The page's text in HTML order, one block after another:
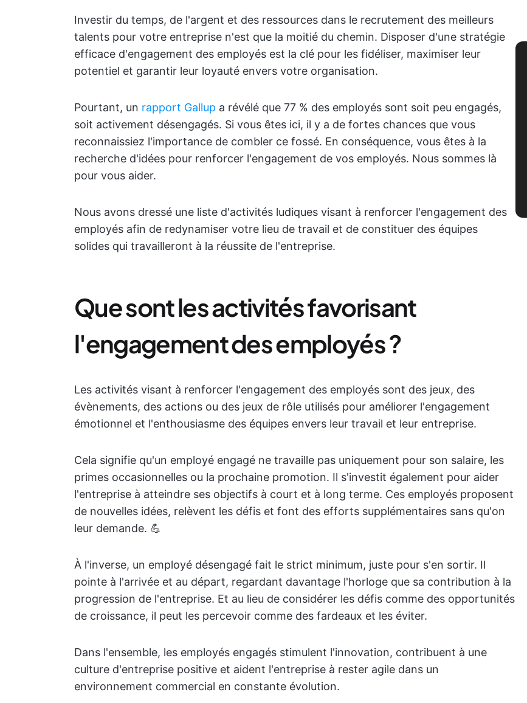
Investir du temps, de l'argent et des ressources dans le recrutement des meilleurs
talents pour votre entreprise n'est que la moitié du chemin. Disposer d'une stratégie
efficace d'engagement des employés est la clé pour les fidéliser, maximiser leur
potentiel et garantir leur loyauté envers votre organisation.
Pourtant, un rapport Gallup a révélé que 77 % des employés sont soit peu engagés,
soit activement désengagés. Si vous êtes ici, il y a de fortes chances que vous
reconnaissiez l'importance de combler ce fossé. En conséquence, vous êtes à la
recherche d'idées pour renforcer l'engagement de vos employés. Nous sommes là
pour vous aider.
Nous avons dressé une liste d'activités ludiques visant à renforcer l'engagement des
employés afin de redynamiser votre lieu de travail et de constituer des équipes
solides qui travailleront à la réussite de l'entreprise.
Que sont les activités favorisant
l'engagement des employés ?
Les activités visant à renforcer l'engagement des employés sont des jeux, des
évènements, des actions ou des jeux de rôle utilisés pour améliorer l'engagement
émotionnel et l'enthousiasme des équipes envers leur travail et leur entreprise.
Cela signifie qu'un employé engagé ne travaille pas uniquement pour son salaire, les
primes occasionnelles ou la prochaine promotion. Il s'investit également pour aider
l'entreprise à atteindre ses objectifs à court et à long terme. Ces employés proposent
de nouvelles idées, relèvent les défis et font des efforts supplémentaires sans qu'on
leur demande. 💪
À l'inverse, un employé désengagé fait le strict minimum, juste pour s'en sortir. Il
pointe à l'arrivée et au départ, regardant davantage l'horloge que sa contribution à la
progression de l'entreprise. Et au lieu de considérer les défis comme des opportunités
de croissance, il peut les percevoir comme des fardeaux et les éviter.
Dans l'ensemble, les employés engagés stimulent l'innovation, contribuent à une
culture d'entreprise positive et aident l'entreprise à rester agile dans un
environnement commercial en constante évolution.